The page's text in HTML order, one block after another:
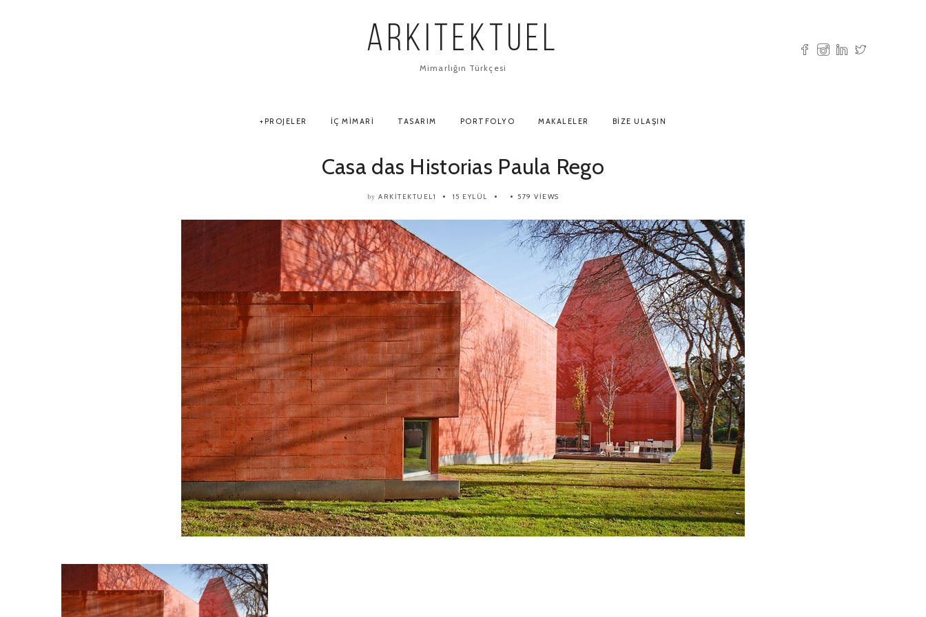
ARKITEKTUEL
Mimarlığın Türkçesi
PROJELER İÇ MIMARI TASARIM PORTFOLYO MAKALELER BIZE ULAŞIN
Casa das Historias Paula Rego
by ARKITEKTUEL1 15 EYLÜL 579 VIEWS